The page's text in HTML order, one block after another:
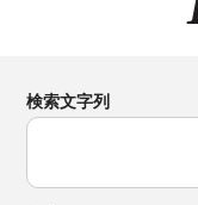
検索文字列